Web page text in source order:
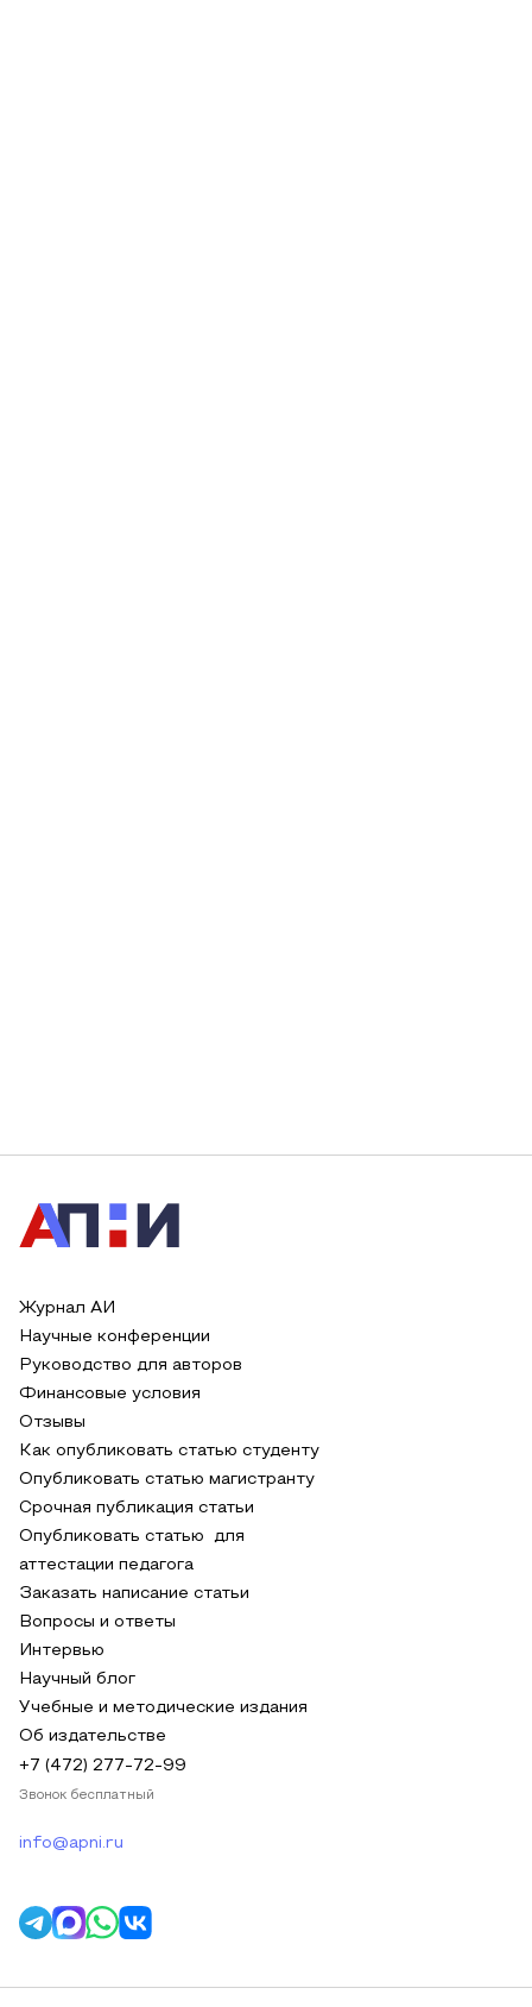
Журнал АИ
Научные конференции
Руководство для авторов
Финансовые условия
Отзывы
Как опубликовать статью студенту
Опубликовать статью магистранту
Срочная публикация статьи
Опубликовать статью для
аттестации педагога
Заказать написание статьи
Вопросы и ответы
Интервью
Научный блог
Учебные и методические издания
Об издательстве
+7 (472) 277-72-99
Звонок бесплатный
info@apni.ru